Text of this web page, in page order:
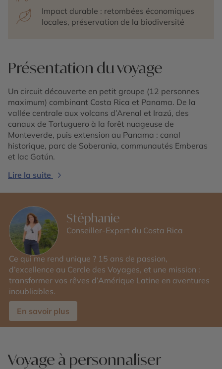
Impact durable : retombées économiques
locales, préservation de la biodiversité
Présentation du voyage
Un circuit découverte en petit groupe (12 personnes
maximum) combinant Costa Rica et Panama. De la
vallée centrale aux volcans d’Arenal et Irazú, des
canaux de Tortuguero à la forêt nuageuse de
Monteverde, puis extension au Panama : canal
historique, parc de Soberania, communautés Emberas
et lac Gatún.
Lire la suite
Stéphanie
Conseiller-Expert du Costa Rica
Ce qui me rend unique ? 15 ans de passion,
d’excellence au Cercle des Voyages, et une mission :
transformer vos rêves d’Amérique Latine en aventures
inoubliables.
En savoir plus
Voyage à personnaliser